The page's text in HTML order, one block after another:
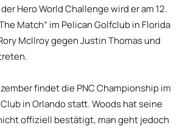
Hero World Challenge wird er am 12.
Match“ im Pelican Golfclub in Florida
McIlroy gegen Justin Thomas und
findet die PNC Championship im
in Orlando statt. Woods hat seine
offiziell bestätigt, man geht jedoch